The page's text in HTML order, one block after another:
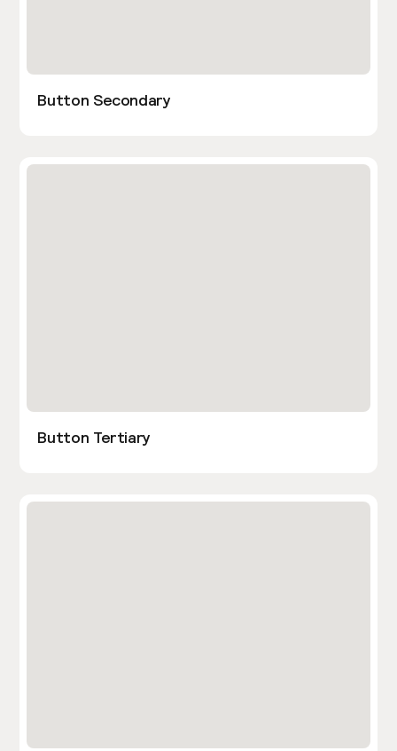
Button Secondary
Button Tertiary